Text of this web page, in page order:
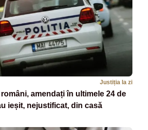
Justiția la zi
români, amendați în ultimele 24 de
ieșit, nejustificat, din casă